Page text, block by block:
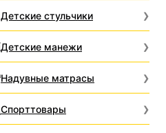
Детские стульчики
Детские манежи
Надувные матрасы
Спорттовары